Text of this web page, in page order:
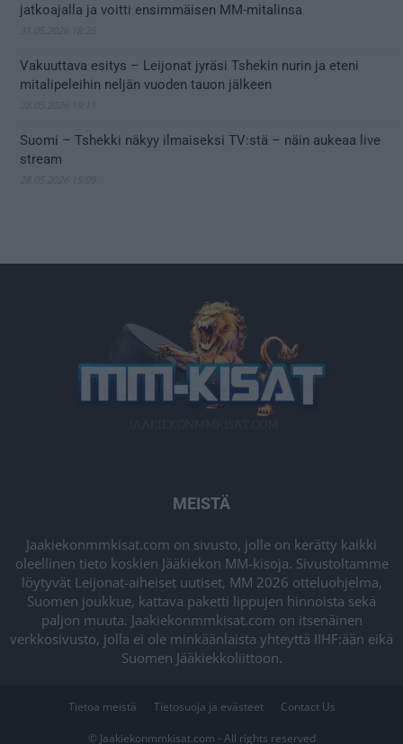
jatkoajalla ja voitti ensimmäisen MM-mitalinsa
Vakuuttava esitys – Leijonat jyräsi Tshekin nurin ja eteni
mitalipeleihin neljän vuoden tauon jälkeen
Suomi – Tshekki näkyy ilmaiseksi TV:stä – näin aukeaa live
stream
MEISTÄ
Jaakiekonmmkisat.com on sivusto, jolle on kerätty kaikki
oleellinen tieto koskien Jääkiekon MM-kisoja. Sivustoltamme
löytyvät Leijonat-aiheiset uutiset, MM 2026 otteluohjelma,
Suomen joukkue, kattava paketti lippujen hinnoista sekä
paljon muuta. Jaakiekonmmkisat.com on itsenäinen
verkkosivusto, jolla ei ole minkäänlaista yhteyttä IIHF:ään eikä
Suomen Jääkiekkoliittoon.
Tietoa meistä Tietosuoja ja evästeet Contact Us
© Jaakiekonmmkisat.com - All rights reserved